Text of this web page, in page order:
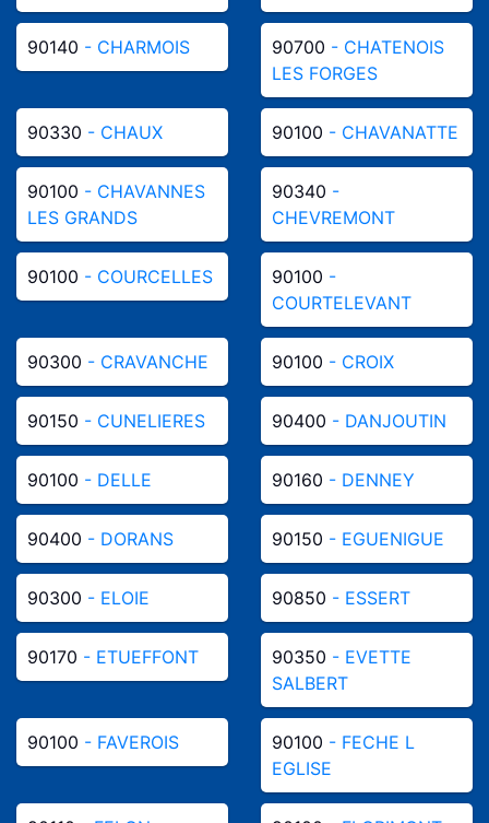
90140 - CHARMOIS 90700 - CHATENOIS
LES FORGES
90330 - CHAUX 90100 - CHAVANATTE
90100 - CHAVANNES
LES GRANDS
90340 -
CHEVREMONT
90100 - COURCELLES 90100 -
COURTELEVANT
90300 - CRAVANCHE 90100 - CROIX
90150 - CUNELIERES 90400 - DANJOUTIN
90100 - DELLE 90160 - DENNEY
90400 - DORANS 90150 - EGUENIGUE
90300 - ELOIE 90850 - ESSERT
90170 - ETUEFFONT 90350 - EVETTE
SALBERT
90100 - FAVEROIS 90100 - FECHE L
EGLISE